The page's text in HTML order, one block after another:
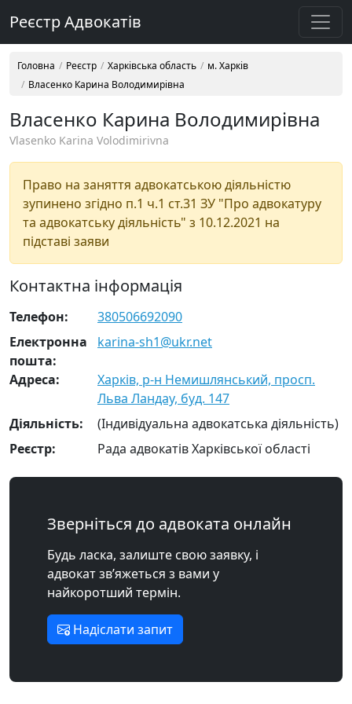
Реєстр Адвокатів
Головна Реєстр Харківська область
м. Харків
Власенко Карина Володимирівна
Власенко Карина Володимирівна
Vlasenko Karina Volodimirivna
Право на заняття адвокатською діяльністю
зупинено згідно п.1 ч.1 ст.31 ЗУ "Про адвокатуру
та адвокатську діяльність" з 10.12.2021 на
підставі заяви
Контактна інформація
Телефон:
380506692090
Електронна
пошта:
karina-sh1@ukr.net
Адреса:
Харків, р-н Немишлянський, просп.
Льва Ландау, буд. 147
Діяльність:
(Індивідуальна адвокатська діяльність)
Реєстр:
Рада адвокатів Харківської області
Зверніться до адвоката онлайн
Будь ласка, залиште свою заявку, і
адвокат зв’яжеться з вами у
найкоротший термін.
Надіслати запит